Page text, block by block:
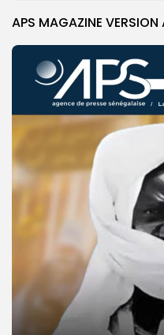
©
APS MAGAZINE VERSION